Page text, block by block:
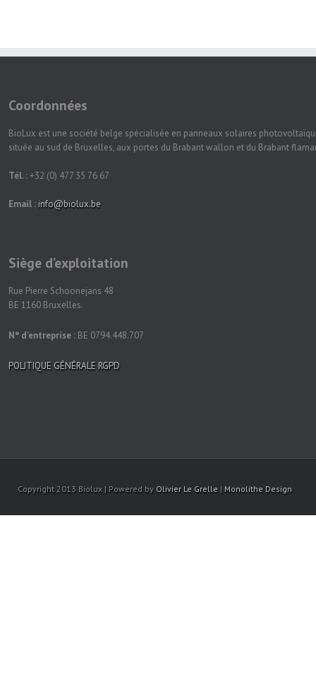
Coordonnées
BioLux est une société belge spécialisée en panneaux solaires
située au sud de Bruxelles, aux portes du Brabant wallon et du Brabant
Tél. :+32 (0) 477 35 76 67
Email : info@biolux.be
Siège d’exploitation
Rue Pierre Schoonejans 48
BE 1160 Bruxelles.
N° d’entreprise : BE 0794.448.707
POLITIQUE GÉNÉRALE RGPD
Copyright 2013 Biolux | Powered by Olivier Le Grelle | Monolithe Design